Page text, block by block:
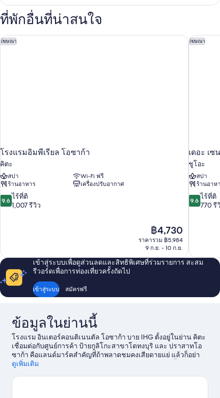
(Residence,
Top
เกี่ยว
กับ
ห้อง
3
ห้อง
ที่พักอื่นที่น่าสนใจ
โฆษณา
โรงแรมอิมพีเรียล โอซาก้า
คิตะ
สปา
Wi-Fi ฟรี
ร้านอาหาร
เครื่องปรับอากาศ
9.6
จาก
รีวิว
9.6 ไร้ที่ติ
1,007 รีวิว
ราคา
ปัจจุบัน
คือ
฿4,730
ราคารวม ฿5,984
9 ก.ย. - 10 ก.ย.
โรงแรมอิมพีเรียล โอซาก้า โฆษณา
เดอะ เ
ชูโอะ
สปา
ร้านอาห
9.6
จาก
รีวิว
9.6 ไร้ที่ติ
770 รี
เดอะ เซ
เข้าสู่ระบบเพื่อดูส่วนลดและสิทธิพิเศษที่ร่วมรายการ สะสม
รีวอร์ดเพื่อการท่องเที่ยวครั้งถัดไป
เข้าสู่ระบบ สมัครฟรี
ข้อมูลในย่านนี้
โรงแรม อินเตอร์คอนติเนนตัล โอซาก้า บาย IHG ตั้งอยู่ในย่าน คิตะ
เชื่อมต่อกับศูนย์การค้า ป้ายกูลิโกะสาขาโดทงบุริ และ ปราสาทโอ
ซาก้า คือแลนด์มาร์คสำคัญที่ถ้าพลาดชมคงเสียดายแย่ แล้วก็อย่า
ลืมแวะไป ยูนิเวอร์ซัลสตูดิโอแจปัน และ พิพิธภัณฑ์สัตว์น้ำไคยูคัง
สกาย และ ตลาดคุโรมง เป็นสถานที่แนะนำอีกสองแห่งที่ไม่ควร
ดูเพิ่มเติม